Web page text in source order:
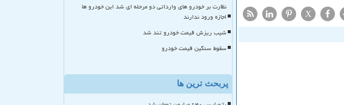
X
نظارت بر خودرو های وارداتی دو مرحله ای شد این خودرو ها
اجازه ورود ندارند
شیب ریزش قیمت خودرو تند شد
سقوط سنگین قیمت خودرو
پربحث ترین ها